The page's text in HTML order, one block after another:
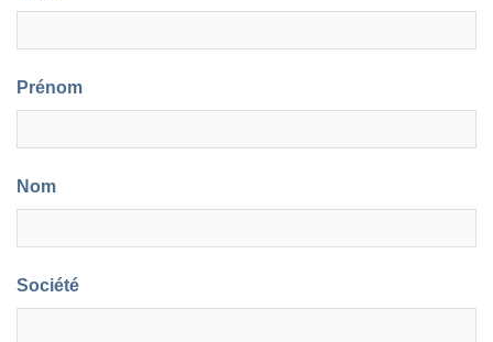
Prénom
Nom
Société